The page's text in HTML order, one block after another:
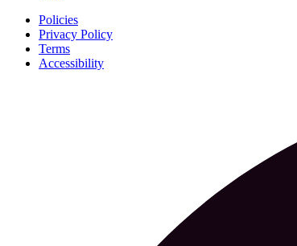
Policies
Privacy Policy
Terms
Accessibility